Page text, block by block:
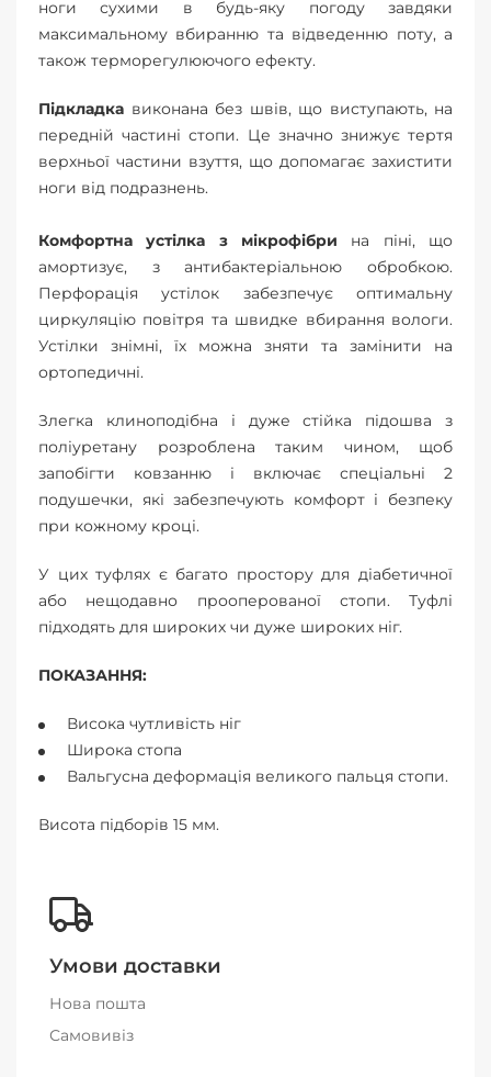
ноги сухими в будь-яку погоду завдяки
максимальному вбиранню та відведенню поту, а
також терморегулюючого ефекту.
Підкладка виконана без швів, що виступають, на
передній частині стопи. Це значно знижує тертя
верхньої частини взуття, що допомагає захистити
ноги від подразнень.
Комфортна устілка з мікрофібри на піні, що
амортизує, з антибактеріальною обробкою.
Перфорація устілок забезпечує оптимальну
циркуляцію повітря та швидке вбирання вологи.
Устілки знімні, їх можна зняти та замінити на
ортопедичні.
Злегка клиноподібна і дуже стійка підошва з
поліуретану розроблена таким чином, щоб
запобігти ковзанню і включає спеціальні 2
подушечки, які забезпечують комфорт і безпеку
при кожному кроці.
У цих туфлях є багато простору для діабетичної
або нещодавно прооперованої стопи. Туфлі
підходять для широких чи дуже широких ніг.
ПОКАЗАННЯ:
Висока чутливість ніг
Широка стопа
Вальгусна деформація великого пальця стопи.
Висота підборів 15 мм.
Умови доставки
Нова пошта
Самовивіз